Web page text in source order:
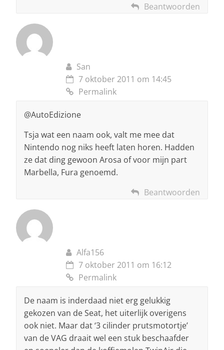
Beantwoorden
San
7 oktober 2011 om 14:45
Permalink
@AutoEdizione
Tsja wat een naam ook, valt me mee dat
Nintendo nog niks heeft laten horen. Hadden
ze dat ding gewoon Arosa of voor mijn part
Marbella, Fura genoemd.
Beantwoorden
Alfa156
7 oktober 2011 om 16:12
Permalink
De naam is inderdaad niet erg gelukkig
gekozen van de Seat, het uiterlijk overigens
ook niet. Maar dat ‘3 cilinder prutsmotortje’
van de VAG draait wel een stuk beschaafder